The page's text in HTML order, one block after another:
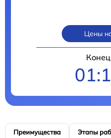
Цены
Преимущества Этапы